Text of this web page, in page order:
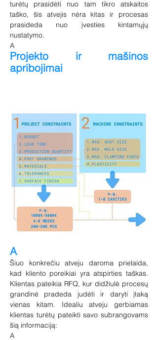
turėtų prasidėti nuo tam tikro atskaitos
taško, šis atvejis nėra kitas ir procesas
prasideda nuo įvesties kintamųjų
nustatymo.
A
Projekto ir mašinos
apribojimai
A
Šiuo konkrečiu atveju daroma prielaida,
kad kliento poreikiai yra atspirties taškas.
Klientas pateikia RFQ, kur didžiulė procesų
grandinė pradeda judėti ir daryti įtaką
vienas kitam. Idealiu atveju gerbiamas
klientas turėtų pateikti savo subrangovams
šią informaciją:
A